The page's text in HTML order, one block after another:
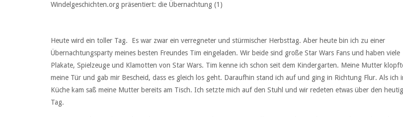
Windelgeschichten.org präsentiert: die Übernachtung (1)
Heute wird ein toller Tag. Es war zwar ein verregneter und stürmischer Herbsttag. Aber heute bin ich zu einer
Übernachtungsparty meines besten Freundes Tim eingeladen. Wir beide sind große Star Wars Fans und haben viele
Plakate, Spielzeuge und Klamotten von Star Wars. Tim kenne ich schon seit dem Kindergarten. Meine Mutter
meine Tür und gab mir Bescheid, dass es gleich los geht. Daraufhin stand ich auf und ging in Richtung Flur. Als ich
Küche kam saß meine Mutter bereits am Tisch. Ich setzte mich auf den Stuhl und wir redeten etwas über den
Tag.